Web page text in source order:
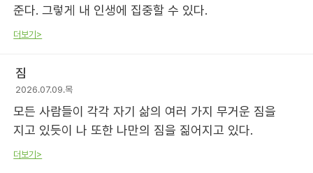
준다. 그렇게 내 인생에 집중할 수 있다.
더보기>
짐
2026.07.09.목
모든 사람들이 각각 자기 삶의 여러 가지 무거운 짐을
지고 있듯이 나 또한 나만의 짐을 짊어지고 있다.
더보기>